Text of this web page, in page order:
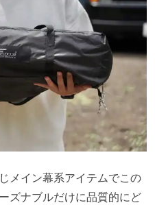
メイン幕系アイテムでこの
ズナブルだけに品質的にど